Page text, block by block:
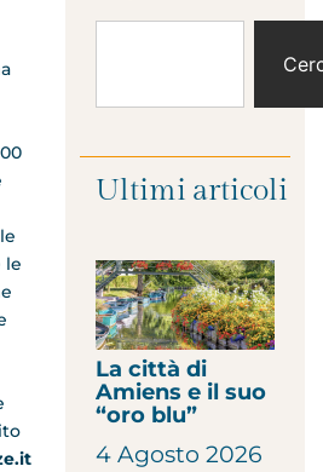
le
Ultimi articoli
La città di
Amiens e il suo
“oro blu”
4 Agosto 2026